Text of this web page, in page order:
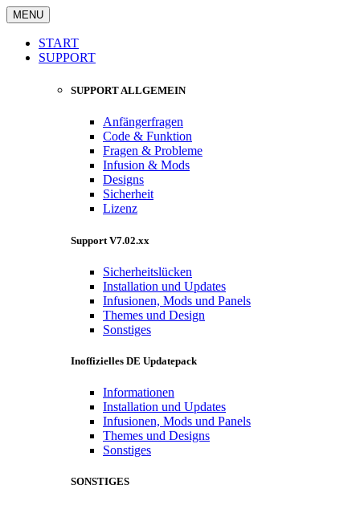
MENU
START
SUPPORT
SUPPORT ALLGEMEIN
Anfängerfragen
Code & Funktion
Fragen & Probleme
Infusion & Mods
Designs
Sicherheit
Lizenz
Support V7.02.xx
Sicherheitslücken
Installation und Updates
Infusionen, Mods und Panels
Themes und Design
Sonstiges
Inoffizielles DE Updatepack
Informationen
Installation und Updates
Infusionen, Mods und Panels
Themes und Designs
Sonstiges
SONSTIGES